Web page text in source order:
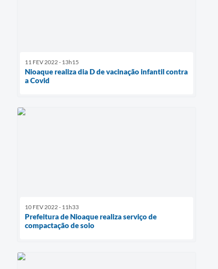
11 FEV 2022 - 13h15
Nioaque realiza dia D de vacinação infantil contra
a Covid
10 FEV 2022 - 11h33
Prefeitura de Nioaque realiza serviço de
compactação de solo